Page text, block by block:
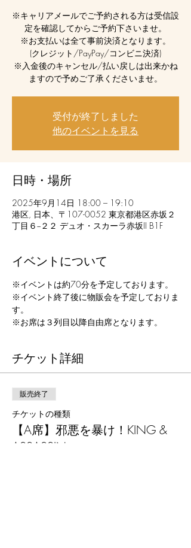
※キャリアメールでご予約される方は受信設
定を確認してからご予約下さいませ。
※お支払いは全て事前決済となります。
(クレジット/PayPay/コンビニ決済)
※入金後のキャンセル/払い戻しは出来かね
ますので予めご了承くださいませ。
受付が終了しました
他のイベントを見る
日時・場所
2025年9月14日 18:00 – 19:10
港区, 日本、〒107-0052 東京都港区赤坂２
丁目６−２２ デュオ・スカーラ赤坂II B1F
イベントについて
※イベントは約70分を予定しております。
※イベント終了後に物販会を予定しておりま
す。
※お席は３列目以降自由席となります。
チケット詳細
販売終了
チケットの種類
【A席】邪悪を暴け！KING &
ASSASSIN